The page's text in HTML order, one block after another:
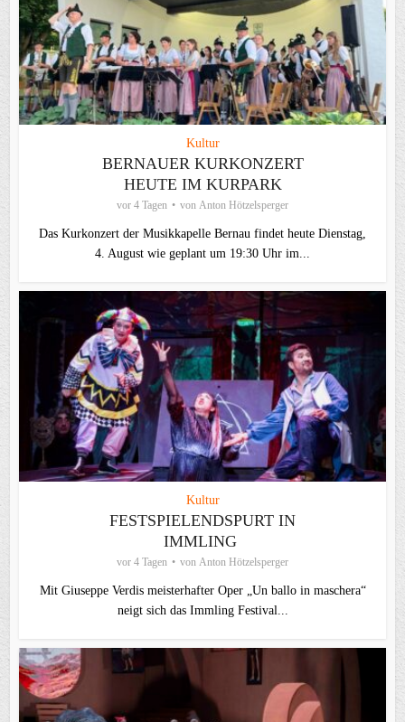
Kultur
BERNAUER KURKONZERT
HEUTE IM KURPARK
vor 4 Tagen von Anton Hötzelsperger
Das Kurkonzert der Musikkapelle Bernau findet heute Dienstag,
4. August wie geplant um 19:30 Uhr im...
Kultur
FESTSPIELENDSPURT IN
IMMLING
vor 4 Tagen von Anton Hötzelsperger
Mit Giuseppe Verdis meisterhafter Oper „Un ballo in maschera“
neigt sich das Immling Festival...